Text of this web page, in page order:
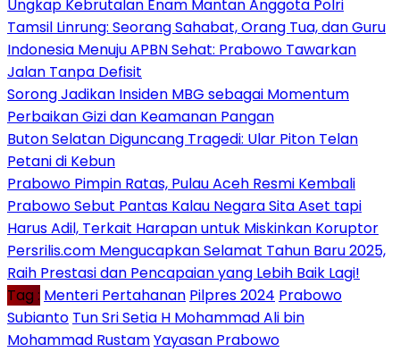
Ungkap Kebrutalan Enam Mantan Anggota Polri
Tamsil Linrung: Seorang Sahabat, Orang Tua, dan Guru
Indonesia Menuju APBN Sehat: Prabowo Tawarkan
Jalan Tanpa Defisit
Sorong Jadikan Insiden MBG sebagai Momentum
Perbaikan Gizi dan Keamanan Pangan
Buton Selatan Diguncang Tragedi: Ular Piton Telan
Petani di Kebun
Prabowo Pimpin Ratas, Pulau Aceh Resmi Kembali
Prabowo Sebut Pantas Kalau Negara Sita Aset tapi
Harus Adil, Terkait Harapan untuk Miskinkan Koruptor
Persrilis.com Mengucapkan Selamat Tahun Baru 2025,
Raih Prestasi dan Pencapaian yang Lebih Baik Lagi!
Tag : Menteri Pertahanan Pilpres 2024 Prabowo
Subianto Tun Sri Setia H Mohammad Ali bin
Mohammad RustamYayasan Prabowo